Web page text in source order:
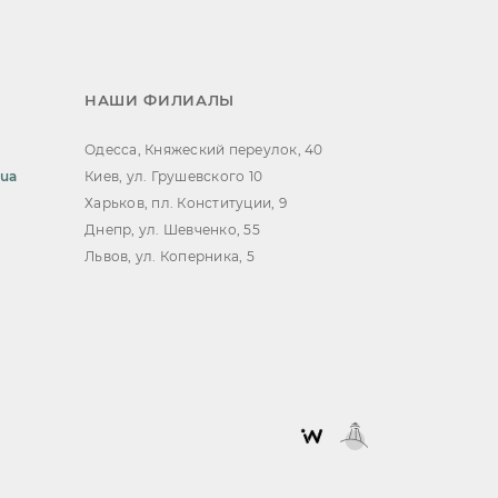
НАШИ ФИЛИАЛЫ
Одесса, Княжеский переулок, 40
Киев, ул. Грушевского 10
Харьков, пл. Конституции, 9
Днепр, ул. Шевченко, 55
Львов, ул. Коперника, 5